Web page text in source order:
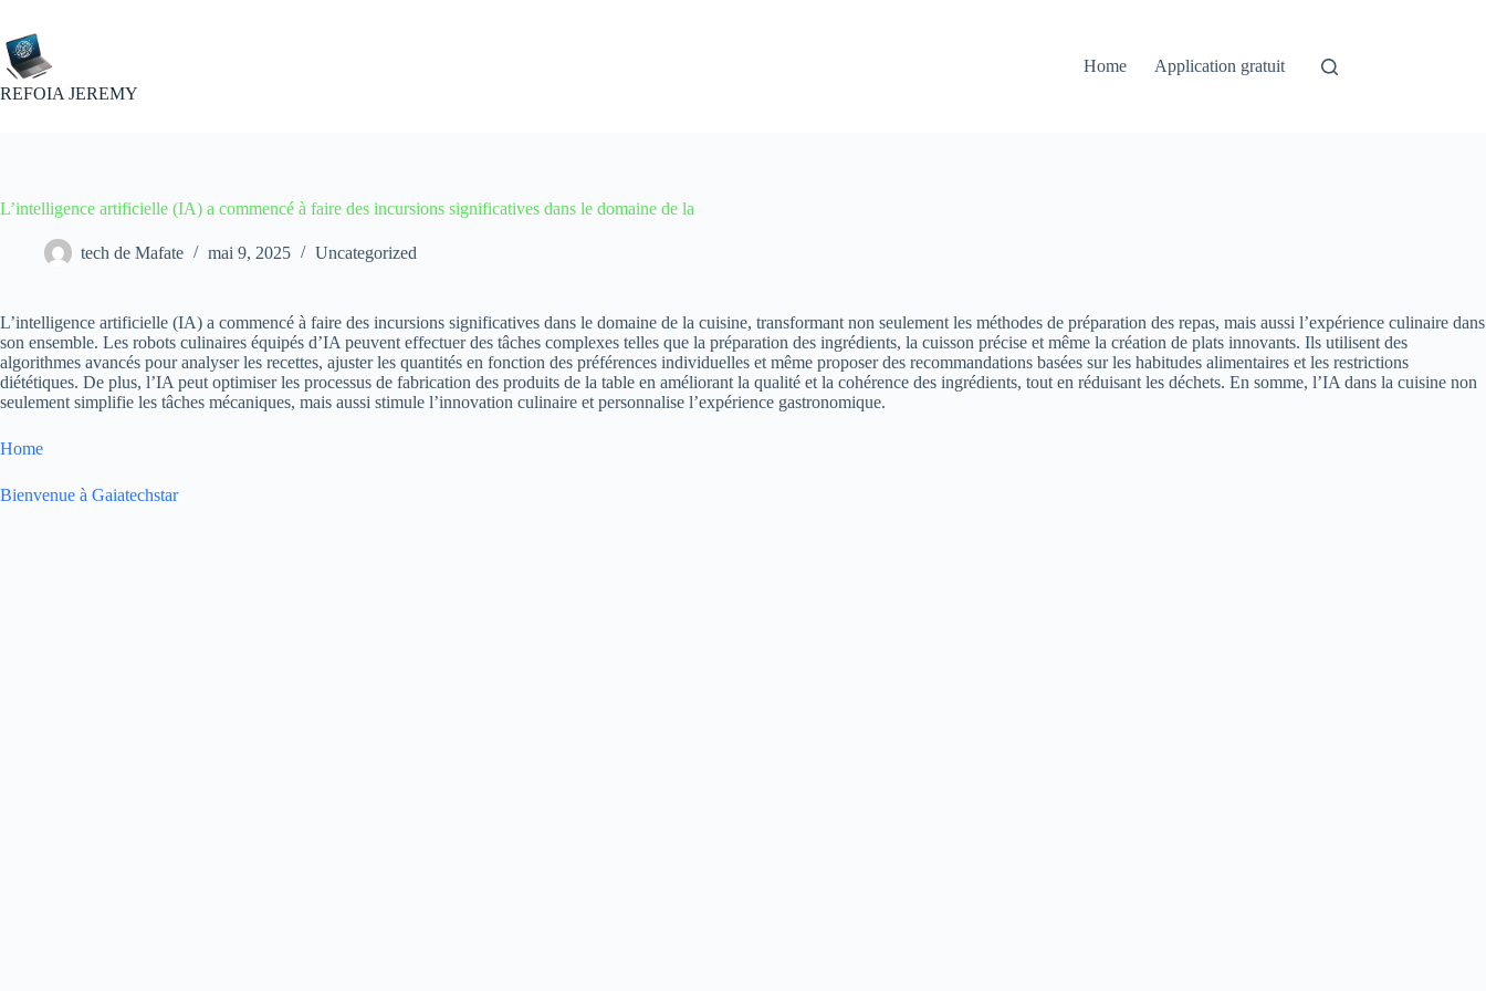
contenu
REFOIA JEREMY
Home Application gratuit
L’intelligence artificielle (IA) a commencé à faire des incursions significatives dans le domaine de la
tech de Mafate mai 9, 2025 Uncategorized
L’intelligence artificielle (IA) a commencé à faire des incursions significatives dans le domaine de la cuisine, transformant non seulement les méthodes de préparation des repas, mais aussi l’expérience culinaire dans
son ensemble. Les robots culinaires équipés d’IA peuvent effectuer des tâches complexes telles que la préparation des ingrédients, la cuisson précise et même la création de plats innovants. Ils utilisent des
algorithmes avancés pour analyser les recettes, ajuster les quantités en fonction des préférences individuelles et même proposer des recommandations basées sur les habitudes alimentaires et les restrictions
diététiques. De plus, l’IA peut optimiser les processus de fabrication des produits de la table en améliorant la qualité et la cohérence des ingrédients, tout en réduisant les déchets. En somme, l’IA dans la cuisine non
seulement simplifie les tâches mécaniques, mais aussi stimule l’innovation culinaire et personnalise l’expérience gastronomique.
Home
Bienvenue à Gaiatechstar